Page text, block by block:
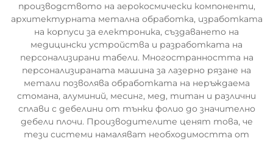
производството на аерокосмически компоненти,
архитектурната метална обработка, изработката
на корпуси за електроника, създаването на
медицински устройства и разработката на
персонализирани табели. Многостранността на
персонализираната машина за лазерно рязане на
метали позволява обработката на неръждаема
стомана, алуминий, месинг, мед, титан и различни
сплави с дебелини от тънки фолио до значително
дебели плочи. Производителите ценят това, че
тези системи намаляват необходимостта от